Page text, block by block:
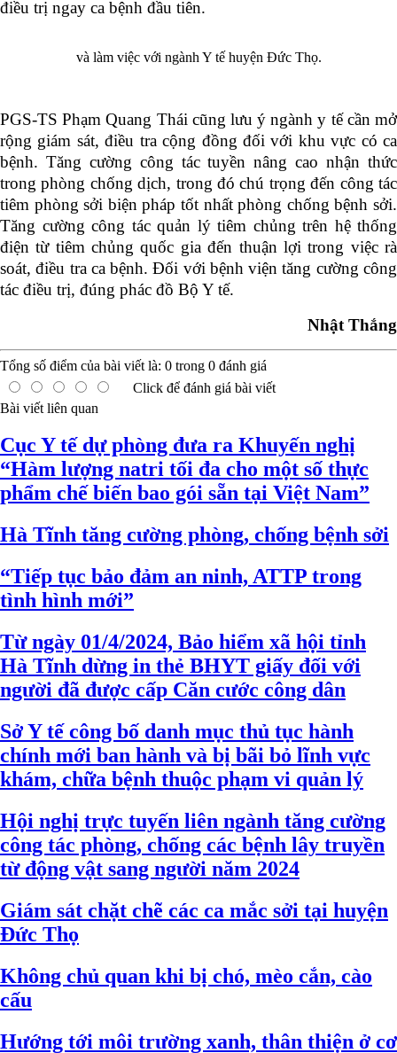
điều trị ngay ca bệnh đầu tiên.
và làm việc với ngành Y tế huyện Đức Thọ.
PGS-TS Phạm Quang Thái cũng lưu ý ngành y tế cần mở
rộng giám sát, điều tra cộng đồng đối với khu vực có ca
bệnh. Tăng cường công tác tuyền nâng cao nhận thức
trong phòng chống dịch, trong đó chú trọng đến công tác
tiêm phòng sởi biện pháp tốt nhất phòng chống bệnh sởi.
Tăng cường công tác quản lý tiêm chủng trên hệ thống
điện từ tiêm chủng quốc gia đến thuận lợi trong việc rà
soát, điều tra ca bệnh.Đối với bệnh viện tăng cường công
tác điều trị, đúng phác đồ Bộ Y tế.
Nhật Thắng
Tổng số điểm của bài viết là: 0 trong 0 đánh giá
Click để đánh giá bài viết
Bài viết liên quan
Cục Y tế dự phòng đưa ra Khuyến nghị
“Hàm lượng natri tối đa cho một số thực
phẩm chế biến bao gói sẵn tại Việt Nam”
Hà Tĩnh tăng cường phòng, chống bệnh sởi
“Tiếp tục bảo đảm an ninh, ATTP trong
tình hình mới”
Từ ngày 01/4/2024, Bảo hiểm xã hội tỉnh
Hà Tĩnh dừng in thẻ BHYT giấy đối với
người đã được cấp Căn cước công dân
Sở Y tế công bố danh mục thủ tục hành
chính mới ban hành và bị bãi bỏ lĩnh vực
khám, chữa bệnh thuộc phạm vi quản lý
Hội nghị trực tuyến liên ngành tăng cường
công tác phòng, chống các bệnh lây truyền
từ động vật sang người năm 2024
Giám sát chặt chẽ các ca mắc sởi tại huyện
Đức Thọ
Không chủ quan khi bị chó, mèo cắn, cào
cấu
Hướng tới môi trường xanh, thân thiện ở cơ